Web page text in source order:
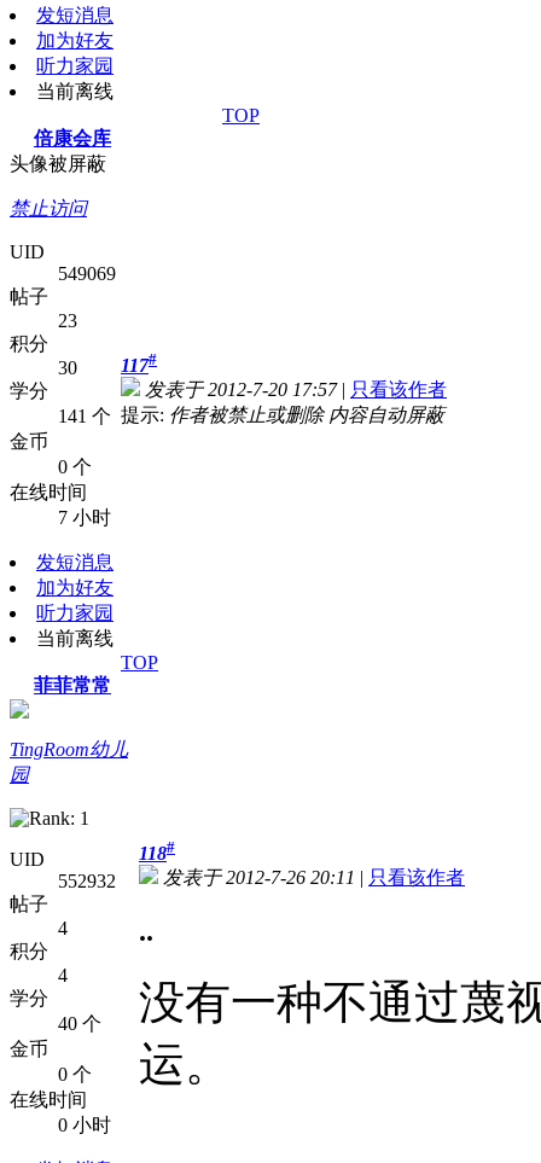
发短消息
加为好友
听力家园
当前离线
TOP
倍康会库
头像被屏蔽
禁止访问
UID
549069
帖子
23
积分
30
学分
141 个
金币
0 个
在线时间
7 小时
发短消息
加为好友
听力家园
当前离线
117#
发表于 2012-7-20 17:57| 只看该作者
提示: 作者被禁止或删除 内容自动屏蔽
TOP
菲菲常常
TingRoom幼儿
园
UID
552932
帖子
4
积分
4
学分
40 个
金币
0 个
在线时间
0 小时
118#
发表于 2012-7-26 20:11 | 只看该作者
..
没有一种不通过蔑
运。